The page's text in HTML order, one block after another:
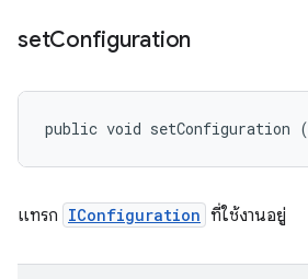
setConfiguration
public void setConfiguration (
แทรก IConfiguration ที่ใช้งานอยู่